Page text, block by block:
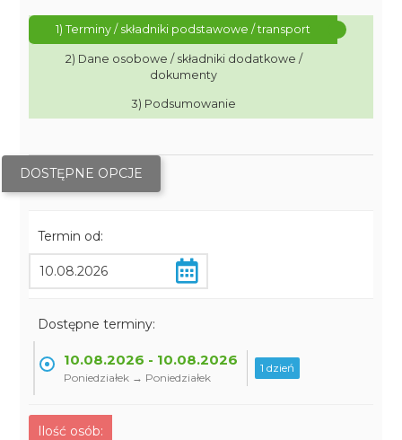
1) Terminy / składniki podstawowe / transport
2) Dane osobowe / składniki dodatkowe /
dokumenty
3) Podsumowanie
DOSTĘPNE OPCJE
Termin od:
Dostępne terminy:
10.08.2026 - 10.08.2026
Poniedziałek → Poniedziałek
1 dzień
Ilość osób: